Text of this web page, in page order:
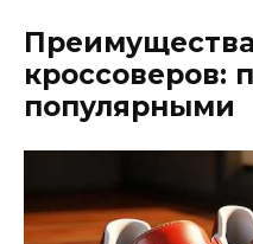
кроссоверов:
популярными